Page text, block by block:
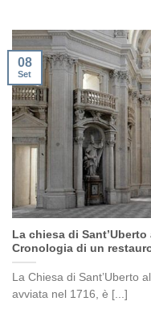
La chiesa di
Cronologia di un
La Chiesa di Sant’Uberto
avviata nel 1716, è [...]
08
Set